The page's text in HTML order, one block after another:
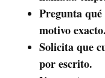
Pregunta
motivo exacto.
Solicita que
por escrito.